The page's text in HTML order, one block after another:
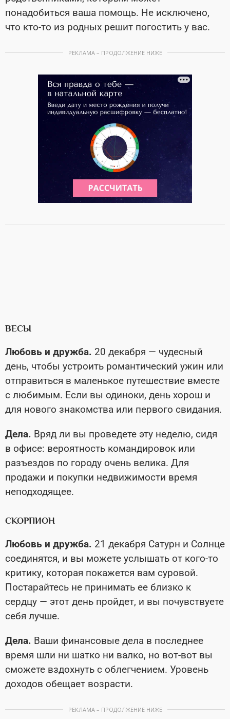
понадобиться ваша помощь. Не исключено,
что кто-то из родных решит погостить у вас.
РЕКЛАМА – ПРОДОЛЖЕНИЕ НИЖЕ
ВЕСЫ
Любовь и дружба. 20 декабря — чудесный
день, чтобы устроить романтический ужин или
отправиться в маленькое путешествие вместе
с любимым. Если вы одиноки, день хорош и
для нового знакомства или первого свидания.
Дела. Вряд ли вы проведете эту неделю, сидя
в офисе: вероятность командировок или
разъездов по городу очень велика. Для
продажи и покупки недвижимости время
неподходящее.
СКОРПИОН
Любовь и дружба. 21 декабря Сатурн и Солнце
соединятся, и вы можете услышать от кого-то
критику, которая покажется вам суровой.
Постарайтесь не принимать ее близко к
сердцу — этот день пройдет, и вы почувствуете
себя лучше.
Дела. Ваши финансовые дела в последнее
время шли ни шатко ни валко, но вот-вот вы
сможете вздохнуть с облегчением. Уровень
доходов обещает возрасти.
РЕКЛАМА – ПРОДОЛЖЕНИЕ НИЖЕ